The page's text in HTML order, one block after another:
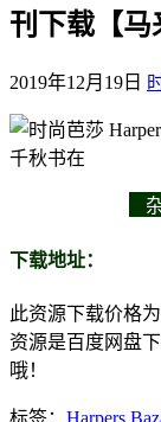
刊下载【马
2019年12月19日
下载地址：
此资源下载价格为
资源是百度网盘
哦！
标签： Harpers